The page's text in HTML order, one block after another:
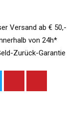
Versand ab €
von 24h*
Zurück-Garantie